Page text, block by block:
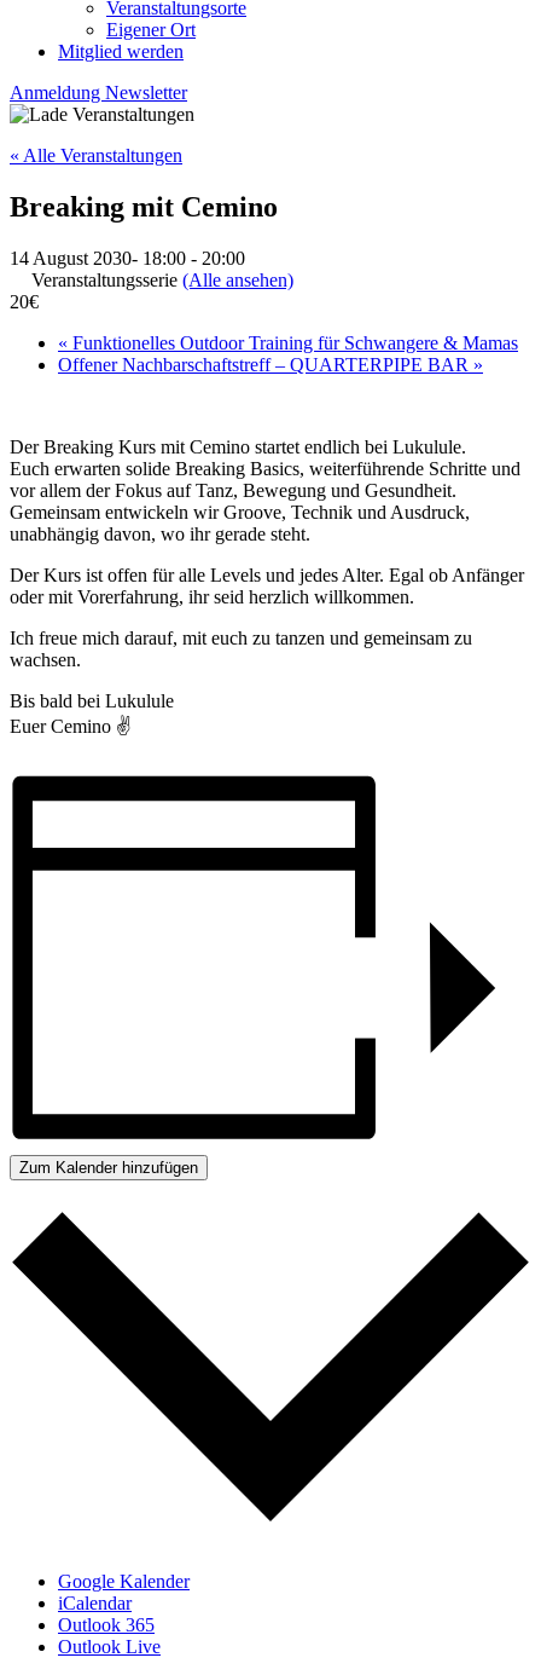
Veranstaltungsorte
Eigener Ort
Mitglied werden
Anmeldung Newsletter
« Alle Veranstaltungen
Breaking mit Cemino
14 August 2030- 18:00 - 20:00
Veranstaltungsserie (Alle ansehen)
20€
« Funktionelles Outdoor Training für Schwangere & Mamas
Offener Nachbarschaftstreff – QUARTERPIPE BAR »
Der Breaking Kurs mit Cemino startet endlich bei Lukulule.
Euch erwarten solide Breaking Basics, weiterführende Schritte und
vor allem der Fokus auf Tanz, Bewegung und Gesundheit.
Gemeinsam entwickeln wir Groove, Technik und Ausdruck,
unabhängig davon, wo ihr gerade steht.
Der Kurs ist offen für alle Levels und jedes Alter. Egal ob Anfänger
oder mit Vorerfahrung, ihr seid herzlich willkommen.
Ich freue mich darauf, mit euch zu tanzen und gemeinsam zu
wachsen.
Bis bald bei Lukulule
Euer Cemino ✌️
Zum Kalender hinzufügen
Google Kalender
iCalendar
Outlook 365
Outlook Live